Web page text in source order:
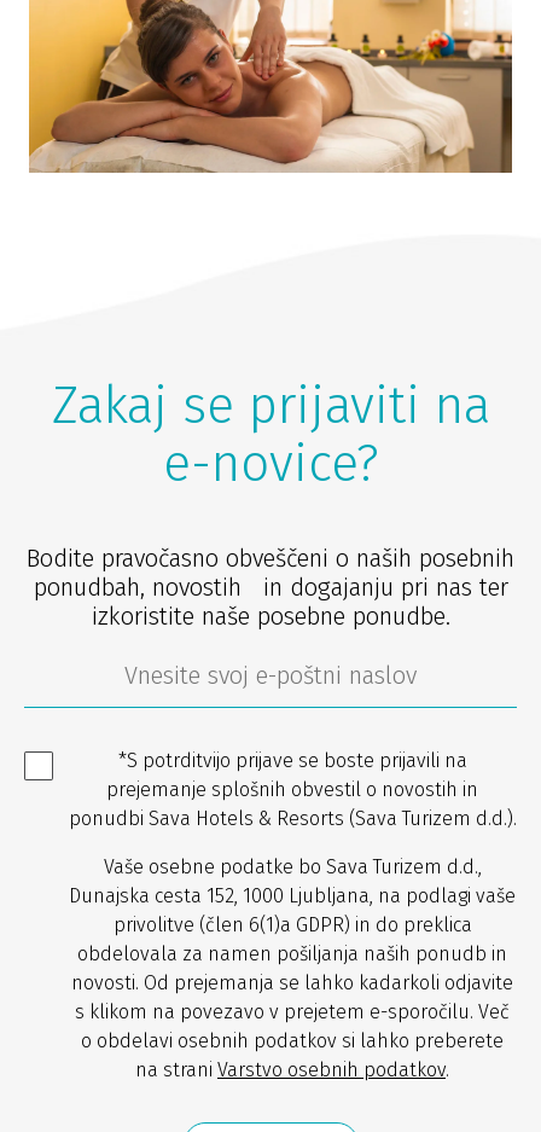
Zakaj se prijaviti na
e-novice?
Bodite pravočasno obveščeni o naših posebnih
ponudbah, novostih in dogajanju pri nas ter
izkoristite naše posebne ponudbe.
*S potrditvijo prijave se boste prijavili na
prejemanje splošnih obvestil o novostih in
ponudbi Sava Hotels & Resorts (Sava Turizem d.d.).
Vaše osebne podatke bo Sava Turizem d.d.,
Dunajska cesta 152, 1000 Ljubljana, na podlagi vaše
privolitve (člen 6(1)a GDPR) in do preklica
obdelovala za namen pošiljanja naših ponudb in
novosti. Od prejemanja se lahko kadarkoli odjavite
s klikom na povezavo v prejetem e-sporočilu. Več
o obdelavi osebnih podatkov si lahko preberete
na strani Varstvo osebnih podatkov.